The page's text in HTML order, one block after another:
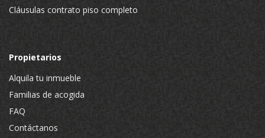
Cláusulas contrato piso completo
Propietarios
Alquila tu inmueble
Familias de acogida
FAQ
Contáctanos